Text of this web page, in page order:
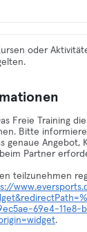
oder
Freie Training
Bitte
genaue Angebot,
Partner
teilzunehmen
69e4-11e8-
.